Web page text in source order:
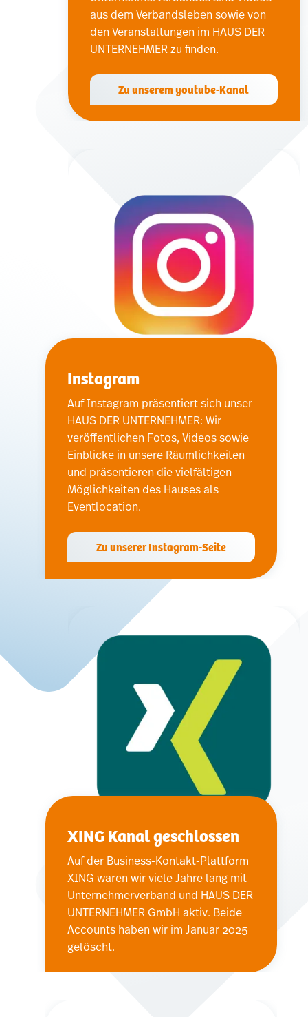
aus dem Verbandsleben sowie von
den Veranstaltungen im HAUS DER
UNTERNEHMER zu finden.
Zu unserem youtube-Kanal
Instagram
Auf Instagram präsentiert sich unser
HAUS DER UNTERNEHMER: Wir
veröffentlichen Fotos, Videos sowie
Einblicke in unsere Räumlichkeiten
und präsentieren die vielfältigen
Möglichkeiten des Hauses als
Eventlocation.
Zu unserer Instagram-Seite
XING Kanal geschlossen
Auf der Business-Kontakt-Plattform
XING waren wir viele Jahre lang mit
Unternehmerverband und HAUS DER
UNTERNEHMER GmbH aktiv. Beide
Accounts haben wir im Januar 2025
gelöscht.